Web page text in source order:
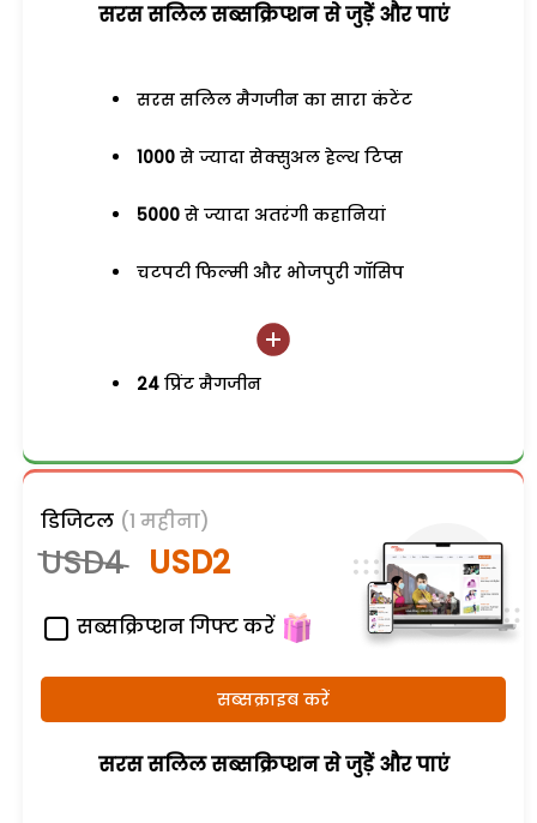
सरस सलिल सब्सक्रिप्शन से जुड़ेें और पाएं
सरस सलिल मैगजीन का सारा कंटेंट
1000 से ज्यादा सेक्सुअल हेल्थ टिप्स
5000 से ज्यादा अतरंगी कहानियां
चटपटी फिल्मी और भोजपुरी गॉसिप
24 प्रिंट मैगजीन
डिजिटल (1 महीना)
USD4 USD2
सब्सक्रिप्शन गिफ्ट करें
सब्सक्राइब करें
सरस सलिल सब्सक्रिप्शन से जुड़ेें और पाएं